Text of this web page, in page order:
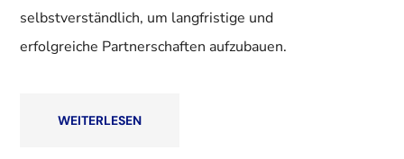
selbstverständlich, um langfristige und
erfolgreiche Partnerschaften aufzubauen.
WEITERLESEN